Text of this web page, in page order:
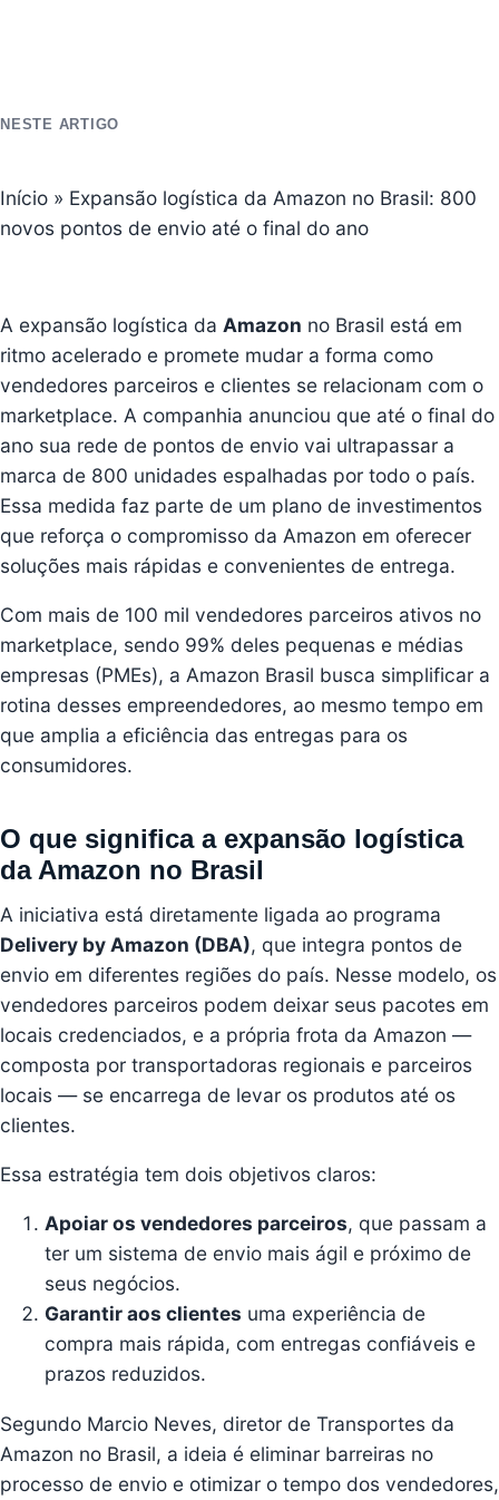
NESTE ARTIGO
Início » Expansão logística da Amazon no Brasil: 800
novos pontos de envio até o final do ano
A expansão logística da Amazon no Brasil está em
ritmo acelerado e promete mudar a forma como
vendedores parceiros e clientes se relacionam com o
marketplace. A companhia anunciou que até o final do
ano sua rede de pontos de envio vai ultrapassar a
marca de 800 unidades espalhadas por todo o país.
Essa medida faz parte de um plano de investimentos
que reforça o compromisso da Amazon em oferecer
soluções mais rápidas e convenientes de entrega.
Com mais de 100 mil vendedores parceiros ativos no
marketplace, sendo 99% deles pequenas e médias
empresas (PMEs), a Amazon Brasil busca simplificar a
rotina desses empreendedores, ao mesmo tempo em
que amplia a eficiência das entregas para os
consumidores.
O que significa a expansão logística
da Amazon no Brasil
A iniciativa está diretamente ligada ao programa
Delivery by Amazon (DBA), que integra pontos de
envio em diferentes regiões do país. Nesse modelo, os
vendedores parceiros podem deixar seus pacotes em
locais credenciados, e a própria frota da Amazon —
composta por transportadoras regionais e parceiros
locais — se encarrega de levar os produtos até os
clientes.
Essa estratégia tem dois objetivos claros:
Apoiar os vendedores parceiros, que passam a
ter um sistema de envio mais ágil e próximo de
seus negócios.
Garantir aos clientes uma experiência de
compra mais rápida, com entregas confiáveis e
prazos reduzidos.
Segundo Marcio Neves, diretor de Transportes da
Amazon no Brasil, a ideia é eliminar barreiras no
processo de envio e otimizar o tempo dos vendedores,